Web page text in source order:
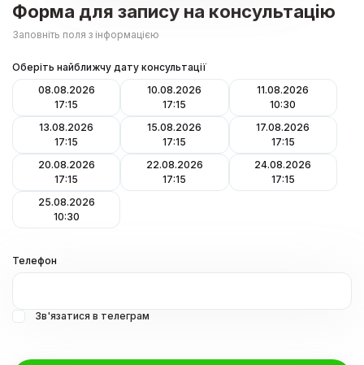
Форма для запису на консультацію
Заповніть поля з інформацією
Оберіть найближчу дату консультації
08.08.2026
17:15
10.08.2026
17:15
11.08.2026
10:30
13.08.2026
17:15
15.08.2026
17:15
17.08.2026
17:15
20.08.2026
17:15
22.08.2026
17:15
24.08.2026
17:15
25.08.2026
10:30
Телефон
Зв'язатися в телеграм